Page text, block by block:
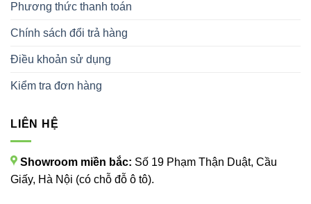
Phương thức thanh toán
Chính sách đổi trả hàng
Điều khoản sử dụng
Kiểm tra đơn hàng
LIÊN HỆ
Showroom miền bắc: Số 19 Phạm Thận Duật, Cầu
Giấy, Hà Nội (có chỗ đỗ ô tô).